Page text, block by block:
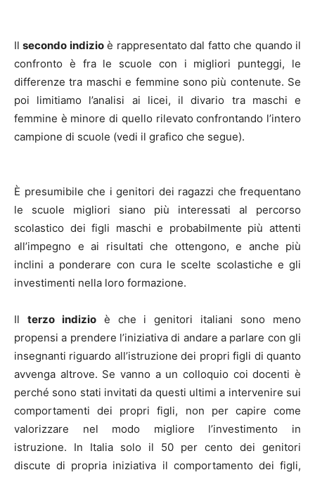
Ilsecondo indizioè rappresentato dal fatto che quando il
confronto è fra le scuole con i migliori punteggi, le
differenze tra maschi e femmine sono più contenute. Se
poi limitiamo l’analisi ai licei, il divario tra maschi e
femmine è minore di quello rilevato confrontando l’intero
campione di scuole (vedi il grafico che segue).
È presumibile che i genitori dei ragazzi che frequentano
le scuole migliori siano più interessati al percorso
scolastico dei figli maschi e probabilmente più attenti
all’impegno e ai risultati che ottengono, e anche più
inclini a ponderare con cura le scelte scolastiche e gli
investimenti nella loro formazione.
Il terzo indizioè che i genitori italiani sono meno
propensi a prendere l’iniziativa di andare a parlare con gli
insegnanti riguardo all’istruzione dei propri figli di quanto
avvenga altrove. Se vanno a un colloquio coi docenti è
perché sono stati invitati da questi ultimi a intervenire sui
comportamenti dei propri figli, non per capire come
valorizzare nel modo migliore l’investimento in
istruzione. In Italia solo il 50 per cento dei genitori
discute di propria iniziativa il comportamento dei figli,